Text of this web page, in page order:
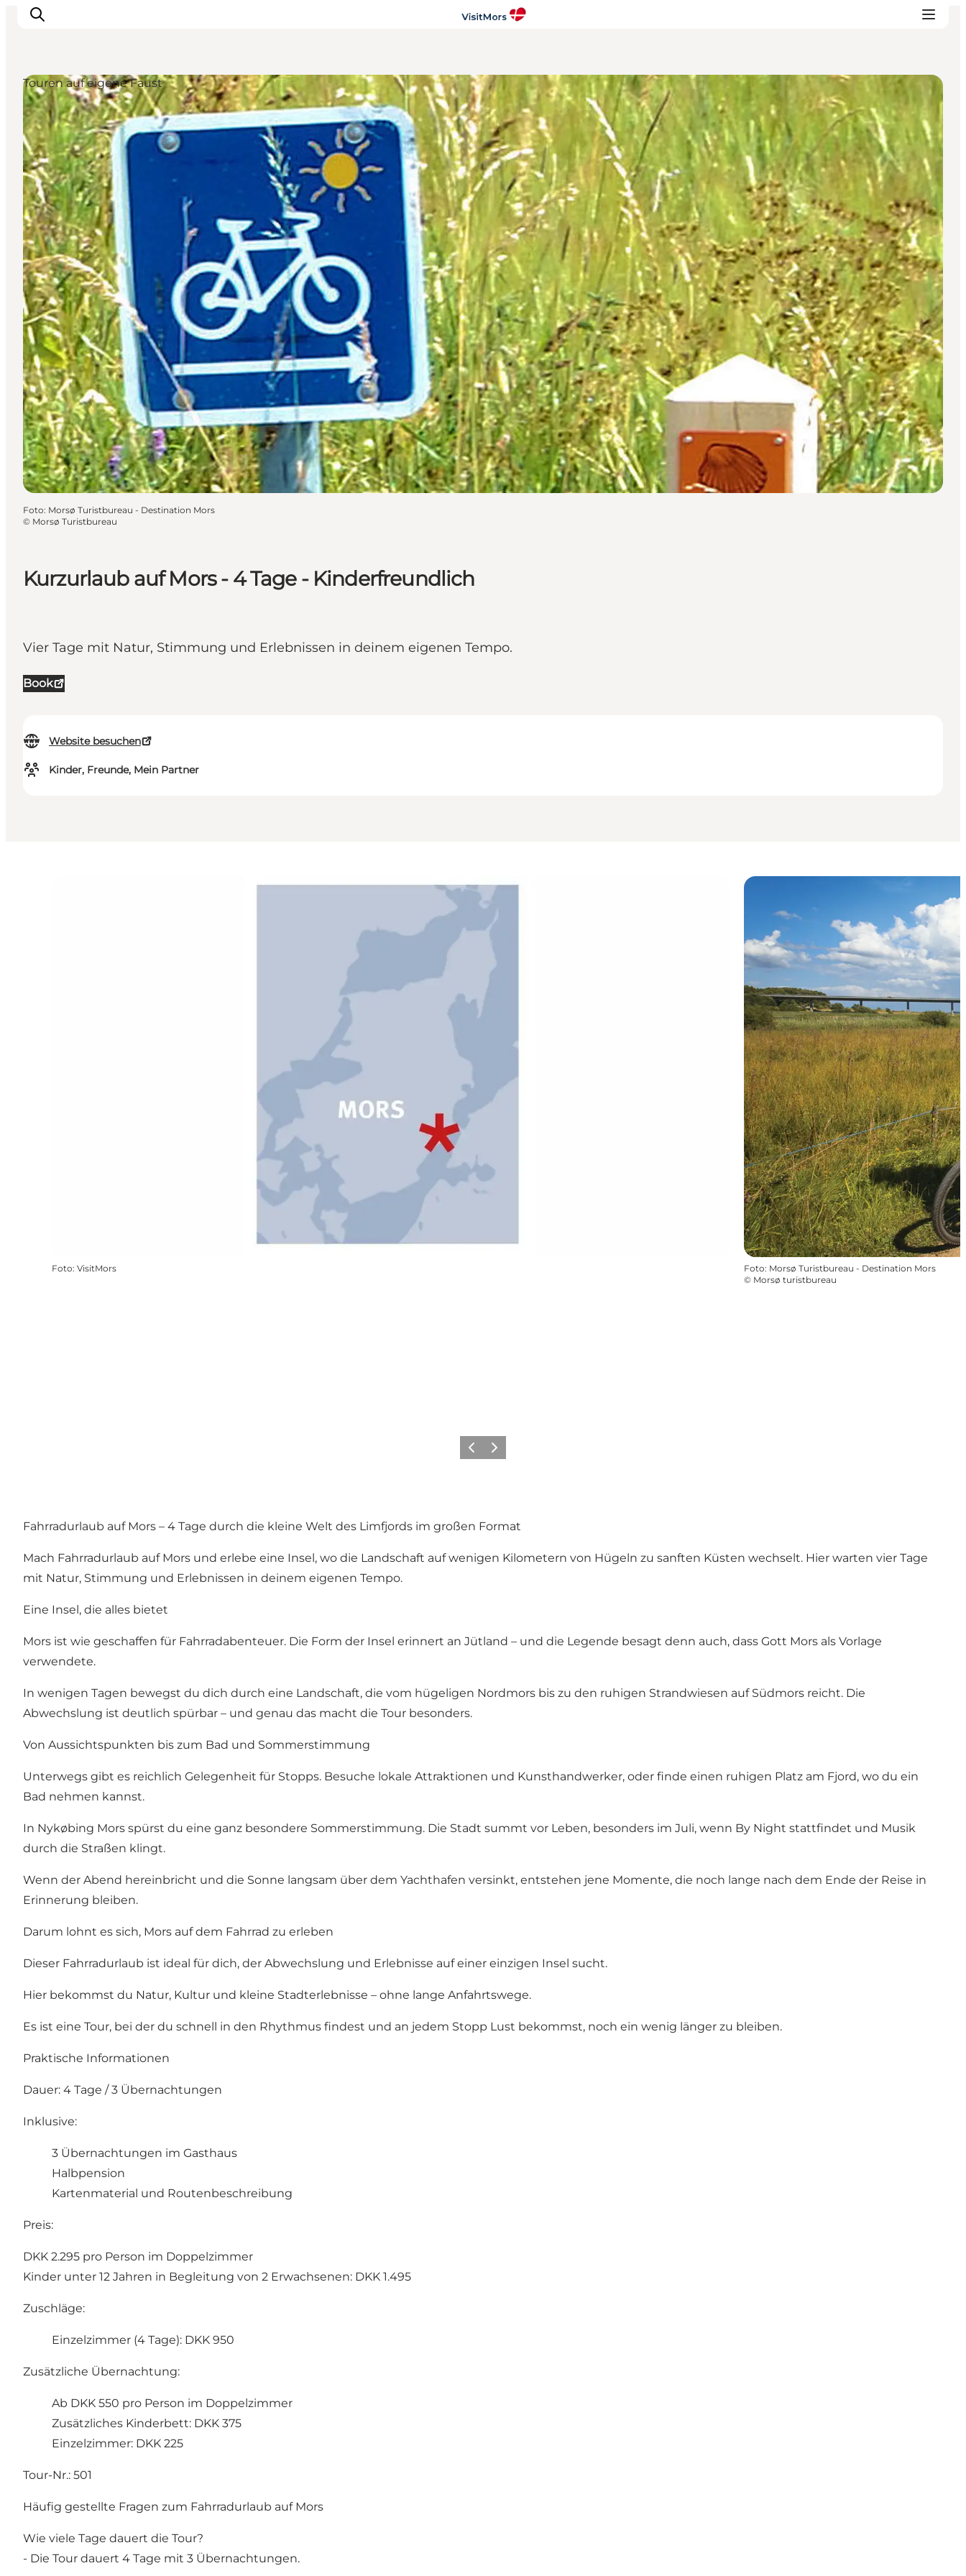
Aktivitäten
Erlebnisse
Infos über Mors
Unterkunft
Pauschalreisen / Urlaub
Planen Sie Ihre Reise
Kurzurlaub auf Mors - 4 Tage - Kinderfreundlich
Vier Tage mit Natur, Stimmung und Erlebnissen in deinem eigenen Tempo.
Book
Website besuchen
Kinder, Freunde, Mein Partner
Touren auf eigene Faust
Foto: Morsø Turistbureau - Destination Mors
© Morsø Turistbureau
Foto: VisitMors Foto: Morsø Turistbureau - Destination Mors
© Morsø turistbureau
Vorherige Folie
Nächste Folie
Fahrradurlaub auf Mors – 4 Tage durch die kleine Welt des Limfjords im großen Format
Mach Fahrradurlaub auf Mors und erlebe eine Insel, wo die Landschaft auf wenigen Kilometern von Hügeln zu sanften Küsten wechselt. Hier warten vier Tage
mit Natur, Stimmung und Erlebnissen in deinem eigenen Tempo.
Eine Insel, die alles bietet
Mors ist wie geschaffen für Fahrradabenteuer. Die Form der Insel erinnert an Jütland – und die Legende besagt denn auch, dass Gott Mors als Vorlage
verwendete.
In wenigen Tagen bewegst du dich durch eine Landschaft, die vom hügeligen Nordmors bis zu den ruhigen Strandwiesen auf Südmors reicht. Die
Abwechslung ist deutlich spürbar – und genau das macht die Tour besonders.
Von Aussichtspunkten bis zum Bad und Sommerstimmung
Unterwegs gibt es reichlich Gelegenheit für Stopps. Besuche lokale Attraktionen und Kunsthandwerker, oder finde einen ruhigen Platz am Fjord, wo du ein
Bad nehmen kannst.
In Nykøbing Mors spürst du eine ganz besondere Sommerstimmung. Die Stadt summt vor Leben, besonders im Juli, wenn By Night stattfindet und Musik
durch die Straßen klingt.
Wenn der Abend hereinbricht und die Sonne langsam über dem Yachthafen versinkt, entstehen jene Momente, die noch lange nach dem Ende der Reise in
Erinnerung bleiben.
Darum lohnt es sich, Mors auf dem Fahrrad zu erleben
Dieser Fahrradurlaub ist ideal für dich, der Abwechslung und Erlebnisse auf einer einzigen Insel sucht.
Hier bekommst du Natur, Kultur und kleine Stadterlebnisse – ohne lange Anfahrtswege.
Es ist eine Tour, bei der du schnell in den Rhythmus findest und an jedem Stopp Lust bekommst, noch ein wenig länger zu bleiben.
Praktische Informationen
Dauer: 4 Tage / 3 Übernachtungen
Inklusive:
3 Übernachtungen im Gasthaus
Halbpension
Kartenmaterial und Routenbeschreibung
Preis:
DKK 2.295 pro Person im Doppelzimmer
Kinder unter 12 Jahren in Begleitung von 2 Erwachsenen: DKK 1.495
Zuschläge:
Einzelzimmer (4 Tage): DKK 950
Zusätzliche Übernachtung:
Ab DKK 550 pro Person im Doppelzimmer
Zusätzliches Kinderbett: DKK 375
Einzelzimmer: DKK 225
Tour-Nr.: 501
Häufig gestellte Fragen zum Fahrradurlaub auf Mors
Wie viele Tage dauert die Tour?
- Die Tour dauert 4 Tage mit 3 Übernachtungen.